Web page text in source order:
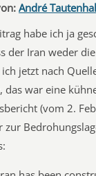
André
habe ich ja
der Iran weder
jetzt nach
das war eine
(vom 2.
zur